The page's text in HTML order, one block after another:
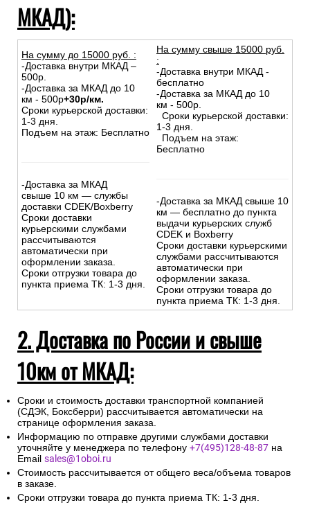
МКАД):
На сумму до 15000 руб. :
-Доставка внутри МКАД –
500р.
-Доставка за МКАД до 10
км - 500р+30р/км.
Сроки курьерской доставки:
1-3 дня.
Подъем на этаж: Бесплатно
-Доставка за МКАД
свыше 10 км — службы
доставки CDEK/Boxberry
Сроки доставки
курьерскими службами
рассчитываются
автоматически при
оформлении заказа.
Сроки отгрузки товара до
пункта приема ТК: 1-3 дня.
На сумму свыше 15000 руб.
:
-Доставка внутри МКАД -
бесплатно
-Доставка за МКАД до 10
км - 500р.
Сроки курьерской доставки:
1-3 дня.
Подъем на этаж:
Бесплатно
-Доставка за МКАД свыше 10
км — бесплатно до пункта
выдачи курьерских служб
CDEK и Boxberry
Сроки доставки курьерскими
службами рассчитываются
автоматически при
оформлении заказа.
Сроки отгрузки товара до
пункта приема ТК: 1-3 дня.
2. Доставка по России и свыше
10км от МКАД:
Сроки и стоимость доставки транспортной компанией
(СДЭК, Боксберри) рассчитывается автоматически на
странице оформления заказа.
Информацию по отправке другими службами доставки
уточняйте у менеджера по телефону +7(495)128-48-87 на
Email sales@1oboi.ru
Стоимость рассчитывается от общего веса/объема товаров
в заказе.
Сроки отгрузки товара до пункта приема ТК: 1-3 дня.